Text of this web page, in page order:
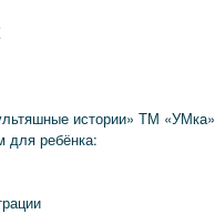
истории» ТМ «УМка»
для ребёнка: